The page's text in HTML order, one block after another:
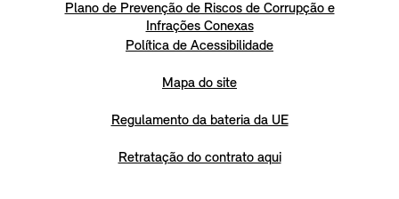
Plano de Prevenção de Riscos de Corrupção e
Infrações Conexas
Política de Acessibilidade
Mapa do site
Regulamento da bateria da UE
Retratação do contrato aqui